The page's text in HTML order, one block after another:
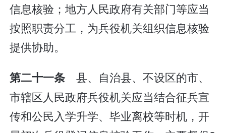
信息核验；地方人民政府有关部门等应当
按照职责分工，为兵役机关组织信息核验
提供协助。
第二十一条 县、自治县、不设区的市、
市辖区人民政府兵役机关应当结合征兵宣
传和公民入学升学、毕业离校等时机，开